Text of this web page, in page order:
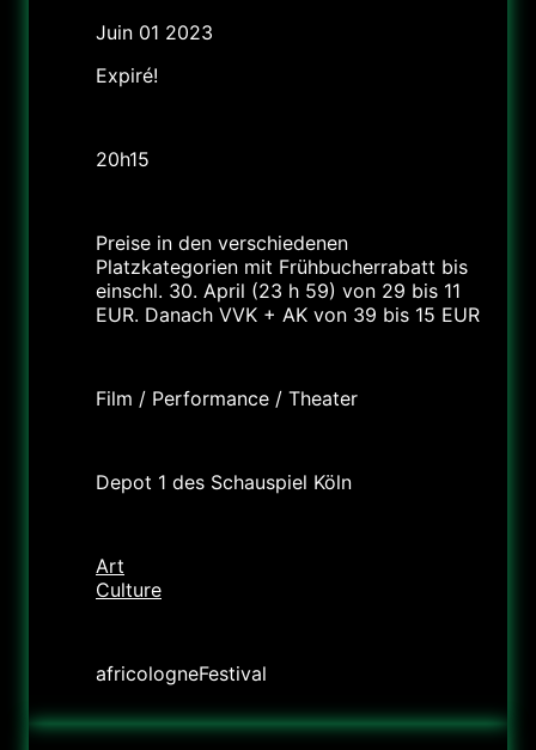
Juin 01 2023
Expiré!
20h15
Preise in den verschiedenen
Platzkategorien mit Frühbucherrabatt bis
einschl. 30. April (23 h 59) von 29 bis 11
EUR. Danach VVK + AK von 39 bis 15 EUR
Film / Performance / Theater
Depot 1 des Schauspiel Köln
Art
Culture
africologneFestival